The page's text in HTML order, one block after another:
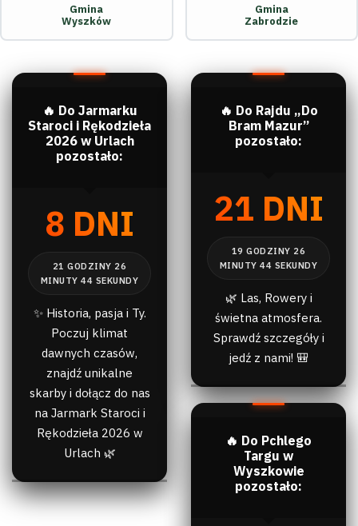
Gmina
Wyszków
Gmina
Zabrodzie
🔥 Do Jarmarku
Staroci i Rękodzieła
2026 w Urlach
pozostało:
8 DNI
✨ Historia, pasja i Ty.
Poczuj klimat
dawnych czasów,
znajdź unikalne
skarby i dołącz do nas
na Jarmark Staroci i
Rękodzieła 2026 w
Urlach 🌿
🔥 Do Rajdu „Do
Bram Mazur”
pozostało:
21 DNI
🌿 Las, Rowery i
świetna atmosfera.
Sprawdź szczegóły i
jedź z nami! 🎒
🔥 Do Pchlego
Targu w
Wyszkowie
pozostało: